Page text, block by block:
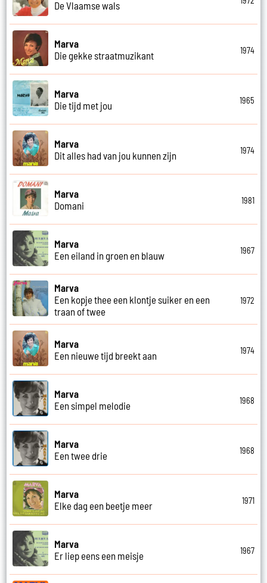
De Vlaamse wals
Marva
Die gekke straatmuzikant
1974
Marva
Die tijd met jou
1965
Marva
Dit alles had van jou kunnen zijn
1974
Marva
Domani
1981
Marva
Een eiland in groen en blauw
1967
Marva
Een kopje thee een klontje suiker en een
traan of twee
1972
Marva
Een nieuwe tijd breekt aan
1974
Marva
Een simpel melodie
1968
Marva
Een twee drie
1968
Marva
Elke dag een beetje meer
1971
Marva
Er liep eens een meisje
1967